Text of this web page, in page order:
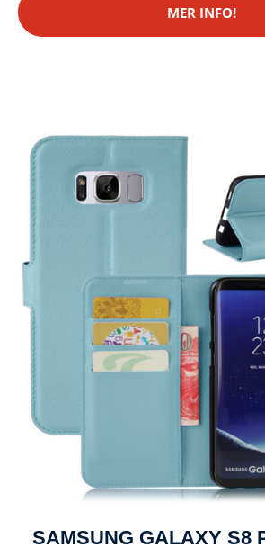
MER INFO!
SAMSUNG GALAXY S8